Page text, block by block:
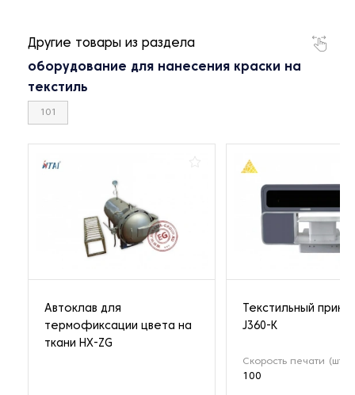
Другие товары из раздела
оборудование для нанесения краски на
текстиль
101
Автоклав для
термофиксации цвета на
ткани HX-ZG
Текстильный
J360-K
Скорость печати (шт/
100